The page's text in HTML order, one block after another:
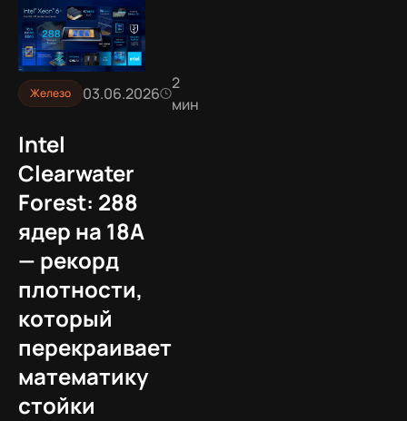
Железо 03.06.2026
2
мин
Intel
Clearwater
Forest: 288
ядер на 18A
— рекорд
плотности,
который
перекраивает
математику
стойки